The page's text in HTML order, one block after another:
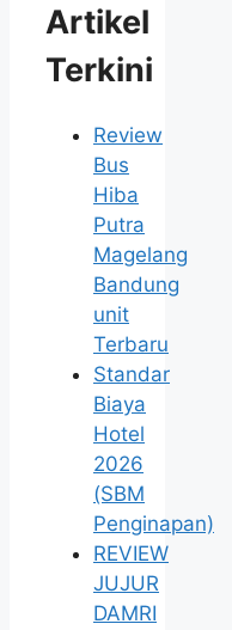
Artikel
Terkini
Review
Bus
Hiba
Putra
Magelang
Bandung
unit
Terbaru
Standar
Biaya
Hotel
2026
(SBM
Penginapan)
REVIEW
JUJUR
DAMRI